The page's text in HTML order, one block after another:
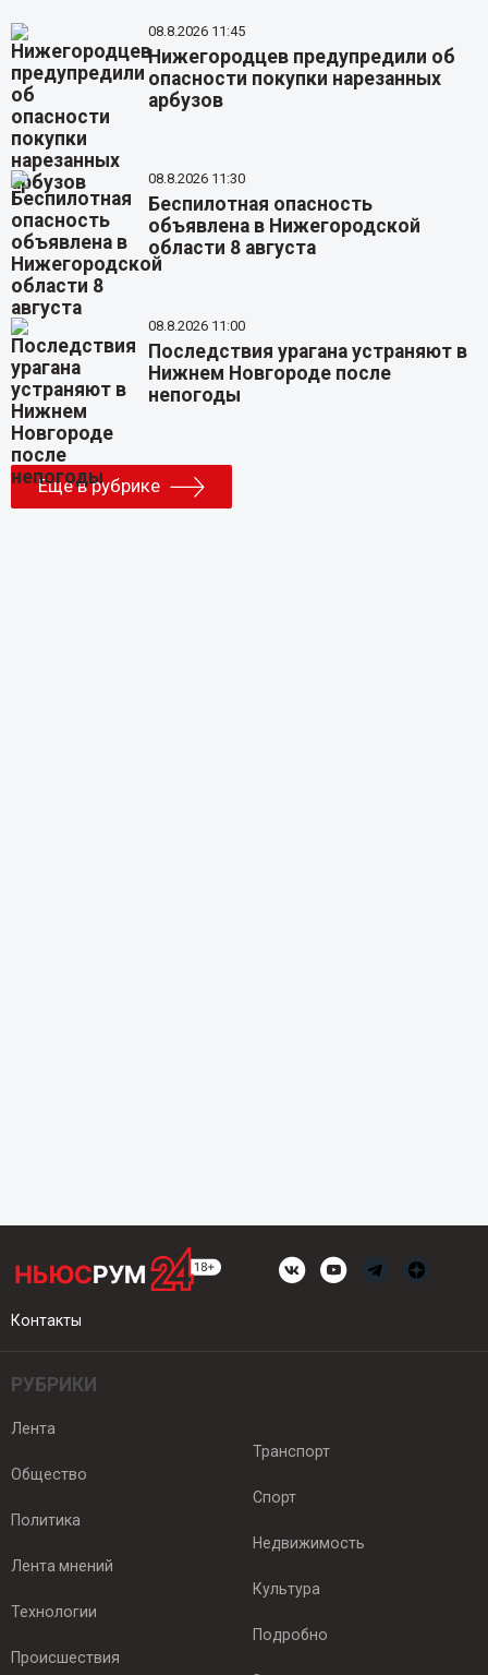
08.8.2026 11:45
Нижегородцев предупредили об
опасности покупки нарезанных
арбузов
08.8.2026 11:30
Беспилотная опасность
объявлена в Нижегородской
области 8 августа
08.8.2026 11:00
Последствия урагана устраняют в
Нижнем Новгороде после
непогоды
Еще в рубрике
Контакты
РУБРИКИ
Лента
Общество
Политика
Лента мнений
Технологии
Происшествия
Транспорт
Спорт
Недвижимость
Культура
Подробно